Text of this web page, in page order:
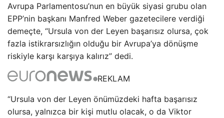
Avrupa Parlamentosu’nun en büyük siyasi grubu olan
EPP’nin başkanı Manfred Weber gazetecilere verdiği
demeçte, “Ursula von der Leyen başarısız olursa, çok
fazla istikrarsızlığın olduğu bir Avrupa’ya dönüşme
riskiyle karşı karşıya kalırız” dedi.
REKLAM
“Ursula von der Leyen önümüzdeki hafta başarısız
olursa, yalnızca bir kişi mutlu olacak, o da Viktor